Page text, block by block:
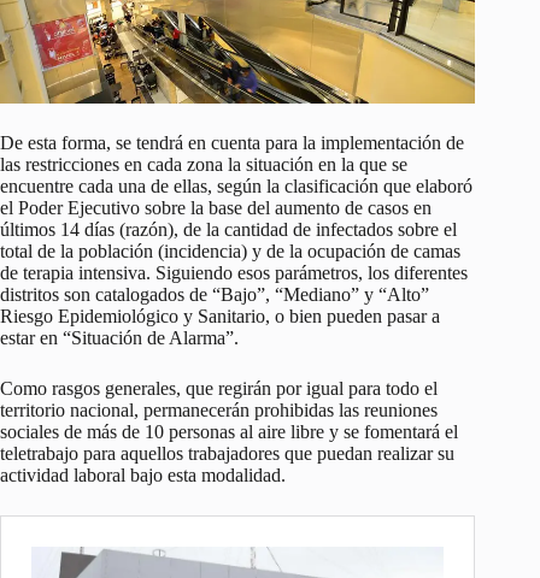
De esta forma, se tendrá en cuenta para la implementación de
las restricciones en cada zona la situación en la que se
encuentre cada una de ellas, según la clasificación que elaboró
el Poder Ejecutivo sobre la base del aumento de casos en
últimos 14 días (razón), de la cantidad de infectados sobre el
total de la población (incidencia) y de la ocupación de camas
de terapia intensiva. Siguiendo esos parámetros, los diferentes
distritos son catalogados de “Bajo”, “Mediano” y “Alto”
Riesgo Epidemiológico y Sanitario, o bien pueden pasar a
estar en “Situación de Alarma”.
Como rasgos generales, que regirán por igual para todo el
territorio nacional, permanecerán prohibidas las reuniones
sociales de más de 10 personas al aire libre y se fomentará el
teletrabajo para aquellos trabajadores que puedan realizar su
actividad laboral bajo esta modalidad.